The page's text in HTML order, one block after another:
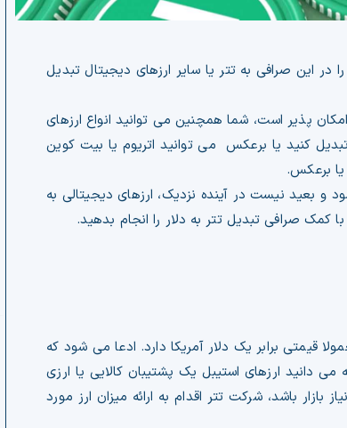
این صرافی به تتر یا سایر ارزهای دیجیتال تبدیل
امکان پذیر است، شما همچنین می توانید انواع ارزهای
تبدیل کنید یا برعکس می توانید اتریوم یا بیت کوین
یا برعکس.
و بعید نیست در آینده نزدیک، ارزهای دیجیتالی به
کمک صرافی تبدیل تتر به دلار را انجام بدهید.
قیمتی برابر یک دلار آمریکا دارد. ادعا می شود که
دانید ارزهای استیبل یک پشتیبان کالایی یا ارزی
باشد، شرکت تتر اقدام به ارائه میزان ارز مورد